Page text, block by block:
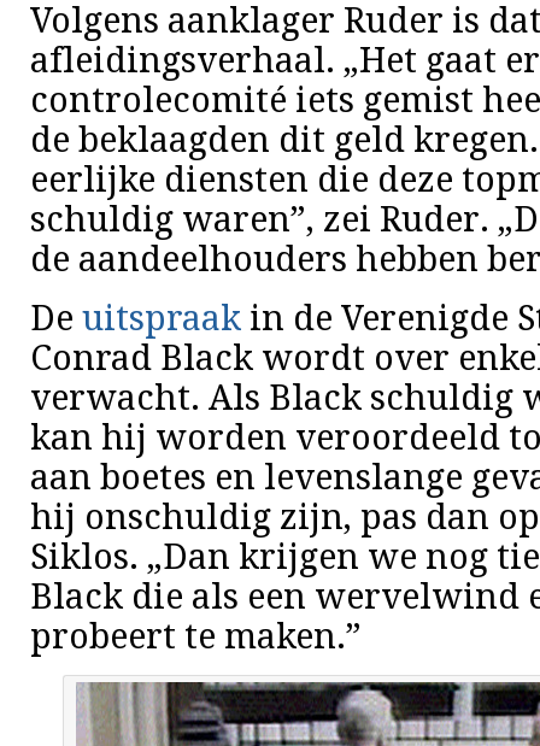
Volgens aanklager Ruder is
afleidingsverhaal. „Het gaat
controlecomité iets gemist
de beklaagden dit geld
eerlijke diensten die deze
schuldig waren”, zei Ruder.
de aandeelhouders hebben
De uitspraak in de Verenigde
Conrad Black wordt over
verwacht. Als Black schuldig
kan hij worden veroordeeld
aan boetes en levenslange
hij onschuldig zijn, pas dan
Siklos. „Dan krijgen we nog
Black die als een wervelwind
probeert te maken.”